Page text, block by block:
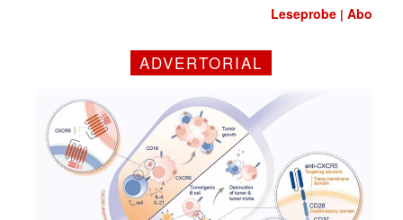
Leseprobe |Abo
ADVERTORIAL